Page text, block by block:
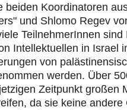
beiden Koordinatoren
und Shlomo Regev
TeilnehmerInnen
Intellektuellen in Israel
von
werden. Über
Zeitpunkt großen
da sie keine